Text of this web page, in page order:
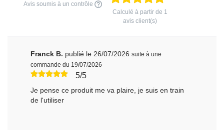
Avis soumis à un contrôle
Calculé à partir de 1
avis client(s)
Franck B. publié le 26/07/2026 suite à une
commande du 19/07/2026
5/5
Je pense ce produit me va plaire, je suis en train
de l'utiliser